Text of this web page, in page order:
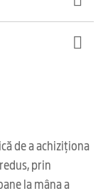
de a achiziționa
prin
la mâna a